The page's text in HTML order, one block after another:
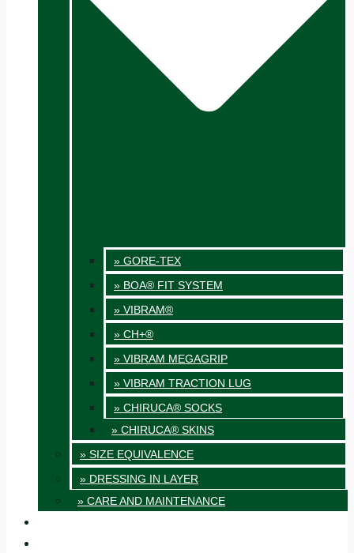
» GORE-TEX
» BOA® FIT SYSTEM
» VIBRAM®
» CH+®
» VIBRAM MEGAGRIP
» VIBRAM TRACTION LUG
» CHIRUCA® SOCKS
» CHIRUCA® SKINS
» SIZE EQUIVALENCE
» DRESSING IN LAYER
» CARE AND MAINTENANCE